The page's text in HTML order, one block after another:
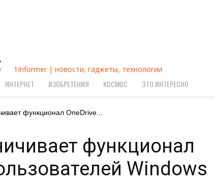
1Informer | новости, гаджеты, технологии
ИНТЕРНЕТ ИЗОБРЕТЕНИЯ КОСМОС ЭТО ИНТЕРЕСНО
функционал OneDrive...
функционал
Windows